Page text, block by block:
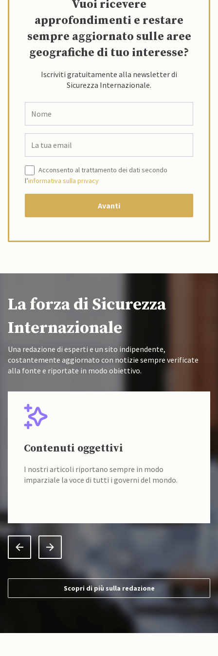
Vuoi ricevere
approfondimenti e restare
sempre aggiornato sulle aree
geografiche di tuo interesse?
Iscriviti gratuitamente alla newsletter di
Sicurezza Internazionale.
Acconsento al trattamento dei dati secondo
l’informativa sulla privacy
La forza di Sicurezza
Internazionale
Una redazione di esperti e un sito indipendente,
costantemente aggiornato con notizie sempre verificate
alla fonte e riportate in modo obiettivo.
Contenuti oggettivi
I nostri articoli riportano sempre in modo
imparziale la voce di tutti i governi del mondo.
Scopri di più sulla redazione